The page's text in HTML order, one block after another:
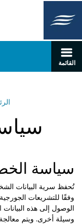
القائمة
سياسة
تُحفظ سرية البيانات
وفقًا للتشريعات
الوصول إلى هذه
وسيلة أخرى. ويتم معالجة